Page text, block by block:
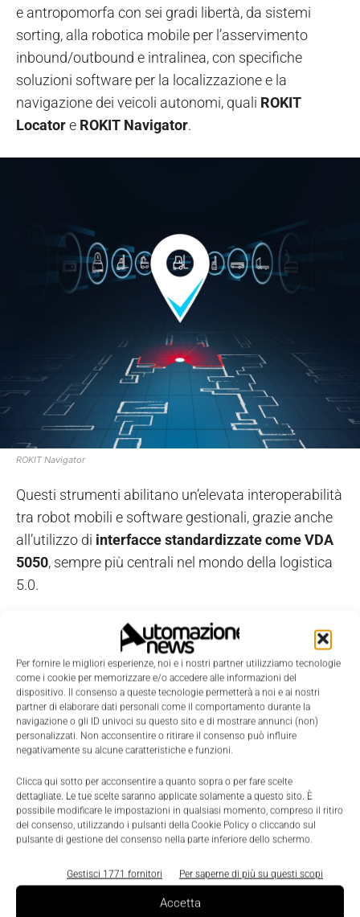
Per fornire le migliori esperienze, noi e i nostri partner utilizziamo tecnologie
come i cookie per memorizzare e/o accedere alle informazioni del
dispositivo. Il consenso a queste tecnologie permetterà a noi e ai nostri
partner di elaborare dati personali come il comportamento durante la
navigazione o gli ID univoci su questo sito e di mostrare annunci (non)
personalizzati. Non acconsentire o ritirare il consenso può influire
negativamente su alcune caratteristiche e funzioni.
Clicca qui sotto per acconsentire a quanto sopra o per fare scelte
dettagliate. Le tue scelte saranno applicate solamente a questo sito. È
possibile modificare le impostazioni in qualsiasi momento, compreso il ritiro
del consenso, utilizzando i pulsanti della Cookie Policy o cliccando sul
pulsante di gestione del consenso nella parte inferiore dello schermo.
Gestisci 1771 fornitori Per saperne di più su questi scopi
Accetta
e antropomorfa con sei gradi libertà, da sistemi
sorting, alla robotica mobile per l’asservimento
inbound/outbound e intralinea, con specifiche
soluzioni software per la localizzazione e la
navigazione dei veicoli autonomi, quali ROKIT
Locatore ROKIT Navigator.
ROKIT Navigator
Questi strumenti abilitano un’elevata interoperabilità
tra robot mobili e software gestionali, grazie anche
all’utilizzo di interfacce standardizzate come VDA
5050, sempre più centrali nel mondo della logistica
5.0.
Il ruolo cruciale del software
In uno scenario in cui i clienti, soprattutto italiani,
chiedono soluzioni fortemente customizzabili, il
ruolo del software, puntualizzaLonati, “diventa
cruciale”.
Su questo versanteBosch Rexroth integra
la meccatronica con l’intelligenza digitale,
fornendo strumenti capaci di adattarsi a una
tempo rapidità d’integrazione, efficienza nei flussi, e